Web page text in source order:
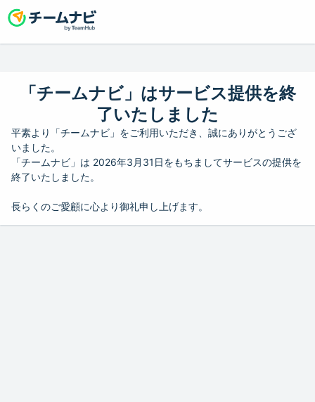
「チームナビ」はサービス提供を終
了いたしました
平素より「チームナビ」をご利用いただき、誠にありがとうござ
いました。
「チームナビ」は 2026年3月31日をもちましてサービスの提供を
終了いたしました。
長らくのご愛顧に心より御礼申し上げます。